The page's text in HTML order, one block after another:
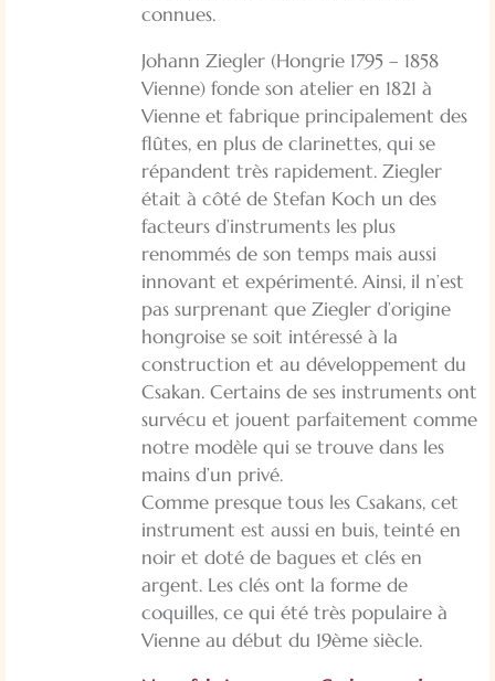
connues.
Johann Ziegler (Hongrie 1795 – 1858
Vienne) fonde son atelier en 1821 à
Vienne et fabrique principalement des
flûtes, en plus de clarinettes, qui se
répandent très rapidement. Ziegler
était à côté de Stefan Koch un des
facteurs d’instruments les plus
renommés de son temps mais aussi
innovant et expérimenté. Ainsi, il n’est
pas surprenant que Ziegler d’origine
hongroise se soit intéressé à la
construction et au développement du
Csakan. Certains de ses instruments ont
survécu et jouent parfaitement comme
notre modèle qui se trouve dans les
mains d’un privé.
Comme presque tous les Csakans, cet
instrument est aussi en buis, teinté en
noir et doté de bagues et clés en
argent. Les clés ont la forme de
coquilles, ce qui été très populaire à
Vienne au début du 19ème siècle.